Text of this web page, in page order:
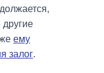
ему
залог.